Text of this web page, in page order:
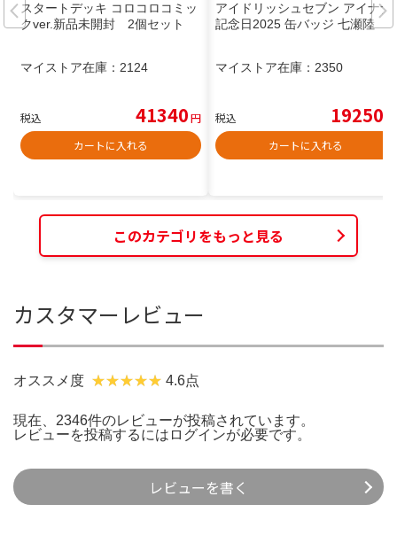
スタートデッキ コロコロコミッ
クver.新品未開封 2個セット
マイストア在庫： 2124
税込 41340円
カートに入れる
アイドリッシュセブン アイナナ
記念日2025 缶バッジ 七瀬陸
マイストア在庫： 2350
税込 19250
カートに入れる
このカテゴリをもっと見る
カスタマーレビュー
オススメ度 4.6点
現在、2346件のレビューが投稿されています。
レビューを投稿するには ログインが必要です。
レビューを書く